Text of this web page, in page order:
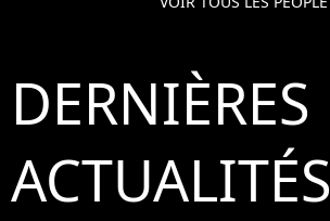
DERNIÈRES
ACTUALITÉS